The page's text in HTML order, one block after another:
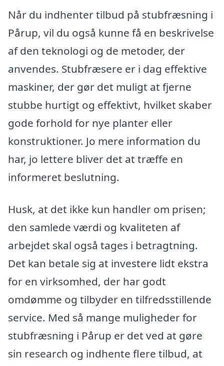
Når du indhenter tilbud på stubfræsning i
Pårup, vil du også kunne få en beskrivelse
af den teknologi og de metoder, der
anvendes. Stubfræsere er i dag effektive
maskiner, der gør det muligt at fjerne
stubbe hurtigt og effektivt, hvilket skaber
gode forhold for nye planter eller
konstruktioner. Jo mere information du
har, jo lettere bliver det at træffe en
informeret beslutning.
Husk, at det ikke kun handler om prisen;
den samlede værdi og kvaliteten af
arbejdet skal også tages i betragtning.
Det kan betale sig at investere lidt ekstra
for en virksomhed, der har godt
omdømme og tilbyder en tilfredsstillende
service. Med så mange muligheder for
stubfræsning i Pårup er det ved at gøre
sin research og indhente flere tilbud, at